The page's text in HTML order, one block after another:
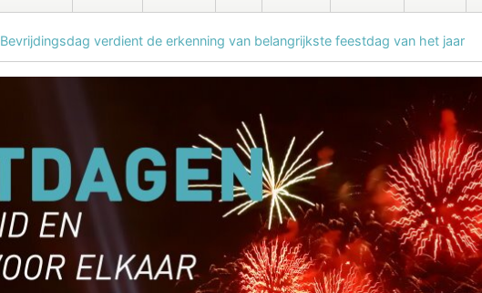
Bevrijdingsdag verdient de erkenning van belangrijkste feestdag van het jaar